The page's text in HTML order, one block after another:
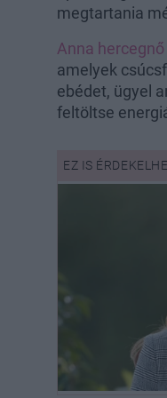
megtartania
Anna hercegnő
amelyek
ebédet, ügyel
feltöltse